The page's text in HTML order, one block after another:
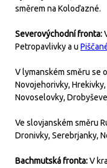
směrem na Koloďazné.
Severovýchodní fronta:
Petropavlivky a u
V lymanském směru se
Novojehorivky,
Novoselovky,
Ve slovjanském směru
Dronivky, Serebrjanky,
Bachmutská fronta:V